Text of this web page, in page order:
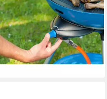
600 R - blau/schwarz
ab 233,90 €
21,36 €mtl. in 12 Raten
lieferbar - in 5-6 Werktagen bei dir